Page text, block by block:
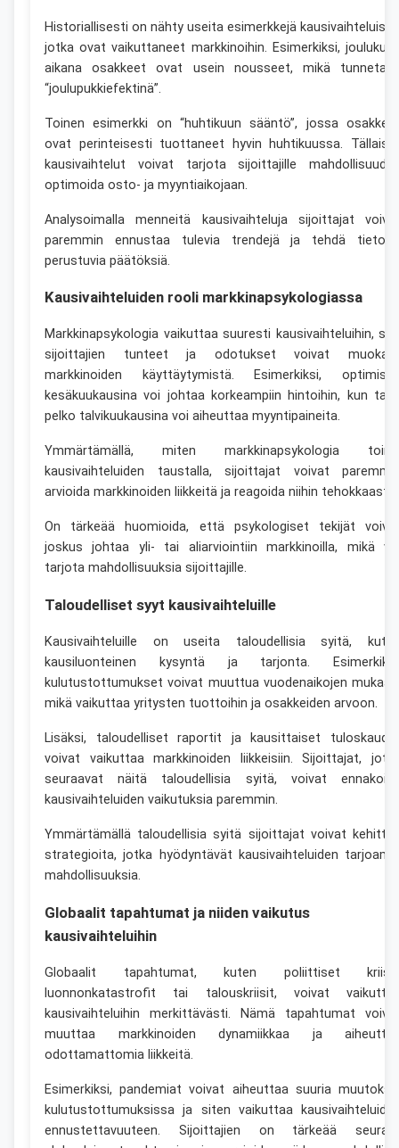
Historiallisesti on nähty useita esimerkkejä
jotka ovat vaikuttaneet markkinoihin. Esimerkiksi,
aikana osakkeet ovat usein nousseet, mikä
“joulupukkiefektinä”.
Toinen esimerkki on “huhtikuun sääntö”, jossa
ovat perinteisesti tuottaneet hyvin huhtikuussa.
kausivaihtelut voivat tarjota sijoittajille
optimoida osto- ja myyntiaikojaan.
Analysoimalla menneitä kausivaihteluja sijoittajat
paremmin ennustaa tulevia trendejä ja tehdä
perustuvia päätöksiä.
Kausivaihteluiden rooli markkinapsykologiassa
Markkinapsykologia vaikuttaa suuresti kausivaihteluihin,
sijoittajien tunteet ja odotukset voivat
markkinoiden käyttäytymistä. Esimerkiksi,
kesäkuukausina voi johtaa korkeampiin hintoihin, kun
pelko talvikuukausina voi aiheuttaa myyntipaineita.
Ymmärtämällä, miten markkinapsykologia
kausivaihteluiden taustalla, sijoittajat voivat
arvioida markkinoiden liikkeitä ja reagoida niihin tehokkaasti.
On tärkeää huomioida, että psykologiset tekijät
joskus johtaa yli- tai aliarviointiin markkinoilla, mikä
tarjota mahdollisuuksia sijoittajille.
Taloudelliset syyt kausivaihteluille
Kausivaihteluille on useita taloudellisia syitä,
kausiluonteinen kysyntä ja tarjonta.
kulutustottumukset voivat muuttua vuodenaikojen
mikä vaikuttaa yritysten tuottoihin ja osakkeiden arvoon.
Lisäksi, taloudelliset raportit ja kausittaiset
voivat vaikuttaa markkinoiden liikkeisiin. Sijoittajat,
seuraavat näitä taloudellisia syitä, voivat
kausivaihteluiden vaikutuksia paremmin.
Ymmärtämällä taloudellisia syitä sijoittajat voivat
strategioita, jotka hyödyntävät kausivaihteluiden
mahdollisuuksia.
Globaalit tapahtumat ja niiden vaikutus
kausivaihteluihin
Globaalit tapahtumat, kuten poliittiset
luonnonkatastrofit tai talouskriisit, voivat
kausivaihteluihin merkittävästi. Nämä tapahtumat
muuttaa markkinoiden dynamiikkaa ja
odottamattomia liikkeitä.
Esimerkiksi, pandemiat voivat aiheuttaa suuria
kulutustottumuksissa ja siten vaikuttaa
ennustettavuuteen. Sijoittajien on tärkeää